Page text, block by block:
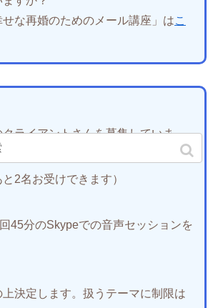
な再婚のためのメール講座」はこ
ライアントさんを募集していま
と2名お受けできます）
45分のSkypeでの音声セッションを
上決定します。扱うテーマに制限は